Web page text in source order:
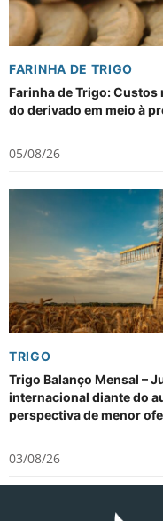
FARINHA DE TRIGO
Farinha de Trigo:
do derivado em meio à
05/08/26
TRIGO
Trigo Balanço Mensal –
internacional diante do
perspectiva de menor
03/08/26